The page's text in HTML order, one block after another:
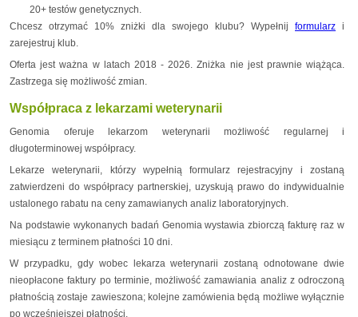
20+ testów genetycznych.
Chcesz otrzymać 10% zniżki dla swojego klubu? Wypełnij formularz i
zarejestruj klub.
Oferta jest ważna w latach 2018 - 2026. Zniżka nie jest prawnie wiążąca.
Zastrzega się możliwość zmian.
Współpraca z lekarzami weterynarii
Genomia oferuje lekarzom weterynarii możliwość regularnej i
długoterminowej współpracy.
Lekarze weterynarii, którzy wypełnią formularz rejestracyjny i zostaną
zatwierdzeni do współpracy partnerskiej, uzyskują prawo do indywidualnie
ustalonego rabatu na ceny zamawianych analiz laboratoryjnych.
Na podstawie wykonanych badań Genomia wystawia zbiorczą fakturę raz w
miesiącu z terminem płatności 10 dni.
W przypadku, gdy wobec lekarza weterynarii zostaną odnotowane dwie
nieopłacone faktury po terminie, możliwość zamawiania analiz z odroczoną
płatnością zostaje zawieszona; kolejne zamówienia będą możliwe wyłącznie
po wcześniejszej płatności.